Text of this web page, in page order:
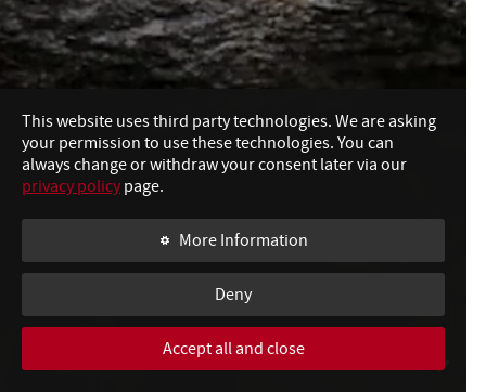
This website uses third party technologies. We are asking
your permission to use these technologies. You can
always change or withdraw your consent later via our
privacy policy page.
More Information
Deny
Accept all and close